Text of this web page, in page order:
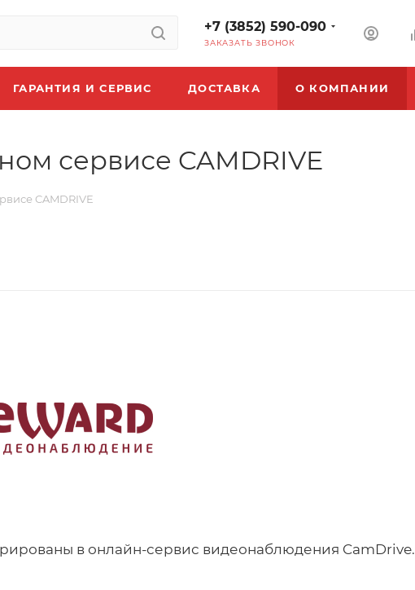
+7 (3852) 590-090
ЗАКАЗАТЬ ЗВОНОК
ГАРАНТИЯ И СЕРВИС ДОСТАВКА О КОМПАНИИ
сервисе CAMDRIVE
CAMDRIVE
в онлайн-сервис видеонаблюдения CamDrive.